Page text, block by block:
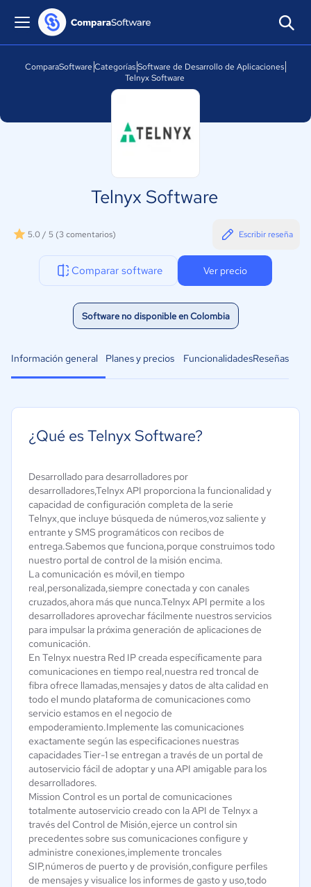
ComparaSoftware CategoríasSoftware de Desarrollo de Aplicaciones
Telnyx Software
Telnyx Software
5.0 / 5 (3 comentarios) Escribir reseña
Comparar software Ver precio
Software no disponible en Colombia
Información general Planes y precios FuncionalidadesReseñas
¿Qué es Telnyx Software?
Desarrollado para desarrolladores por
desarrolladores,Telnyx API proporciona la funcionalidad y
capacidad de configuración completa de la serie
Telnyx,que incluye búsqueda de números,voz saliente y
entrante y SMS programáticos con recibos de
entrega.Sabemos que funciona,porque construimos todo
nuestro portal de control de la misión encima.
La comunicación es móvil,en tiempo
real,personalizada,siempre conectada y con canales
cruzados,ahora más que nunca.Telnyx API permite a los
desarrolladores aprovechar fácilmente nuestros servicios
para impulsar la próxima generación de aplicaciones de
comunicación.
En Telnyx nuestra Red IP creada específicamente para
comunicaciones en tiempo real,nuestra red troncal de
fibra ofrece llamadas,mensajes y datos de alta calidad en
todo el mundo plataforma de comunicaciones como
servicio estamos en el negocio de
empoderamiento.Implemente las comunicaciones
exactamente según las especificaciones nuestras
capacidades Tier-1 se entregan a través de un portal de
autoservicio fácil de adoptar y una API amigable para los
desarrolladores.
Mission Control es un portal de comunicaciones
totalmente autoservicio creado con la API de Telnyx a
través del Control de Misión,ejerce un control sin
precedentes sobre sus comunicaciones configure y
administre conexiones,implemente troncales
SIP,números de puerto y de provisión,configure perfiles
de mensajes y visualice los informes de gasto y uso,todo